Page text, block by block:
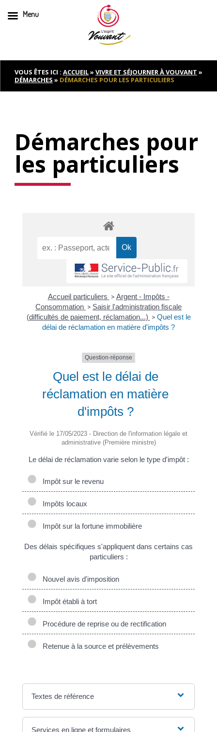
to
contentVOUS ÊTES ICI : ACCUEIL» VIVRE ET SÉJOURNER À VOUVANT »
DÉMARCHES » DÉMARCHES POUR LES PARTICULIERS
Démarches pour
les particuliers
Accueil particuliers > Argent - Impôts -
Consommation > Saisir l'administration fiscale
(difficultés de paiement, réclamation...) > Quel est le
délai de réclamation en matière d'impôts ?
Question-réponse
Quel est le délai de
réclamation en matière
d'impôts ?
Vérifié le 17/05/2023 - Direction de l'information légale et
administrative (Première ministre)
Le délai de réclamation varie selon le type d'impôt :
Impôt sur le revenu
Impôts locaux
Impôt sur la fortune immobilière
Des délais spécifiques s'appliquent dans certains cas
particuliers :
Nouvel avis d'imposition
Impôt établi à tort
Procédure de reprise ou de rectification
Retenue à la source et prélèvements
Textes de référence
Services en ligne et formulaires
Menu